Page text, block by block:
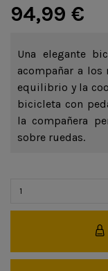
94,99 €
Una elegante
acompañar a los
equilibrio y la
bicicleta con
la compañera
sobre ruedas.